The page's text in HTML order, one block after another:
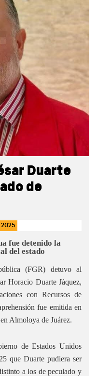
Duarte
de
2025
fue detenido la
del estado
(FGR) detuvo al
Horacio Duarte Jáquez,
con Recursos de
fue emitida en
Almoloya de Juárez.
de Estados Unidos
que Duarte pudiera ser
a los de peculado y